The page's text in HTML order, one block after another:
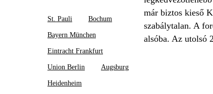
St. Pauli Bochum
Bayern München
Eintracht Frankfurt
Union Berlin Augsburg
Heidenheim
már biztos kieső
szabálytalan. A
alsóba. Az utolsó